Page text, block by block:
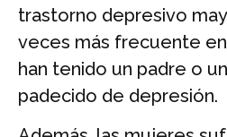
trastorno depresivo
veces más frecuente
han tenido un padre o
padecido de depresión.